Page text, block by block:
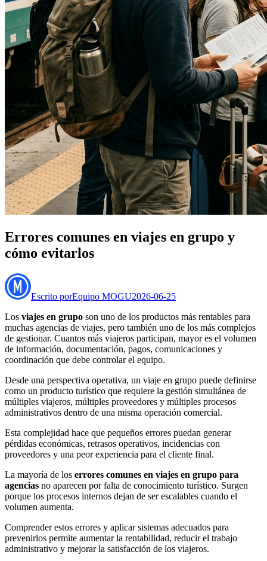
Errores comunes en viajes en grupo y
cómo evitarlos
Escrito porEquipo MOGU2026-06-25
Los viajes en grupo son uno de los productos más rentables para
muchas agencias de viajes, pero también uno de los más complejos
de gestionar. Cuantos más viajeros participan, mayor es el volumen
de información, documentación, pagos, comunicaciones y
coordinación que debe controlar el equipo.
Desde una perspectiva operativa, un viaje en grupo puede definirse
como un producto turístico que requiere la gestión simultánea de
múltiples viajeros, múltiples proveedores y múltiples procesos
administrativos dentro de una misma operación comercial.
Esta complejidad hace que pequeños errores puedan generar
pérdidas económicas, retrasos operativos, incidencias con
proveedores y una peor experiencia para el cliente final.
La mayoría de los errores comunes en viajes en grupo para
agencias no aparecen por falta de conocimiento turístico. Surgen
porque los procesos internos dejan de ser escalables cuando el
volumen aumenta.
Comprender estos errores y aplicar sistemas adecuados para
prevenirlos permite aumentar la rentabilidad, reducir el trabajo
administrativo y mejorar la satisfacción de los viajeros.